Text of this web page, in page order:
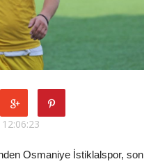
Osmaniye İstiklalspor, son